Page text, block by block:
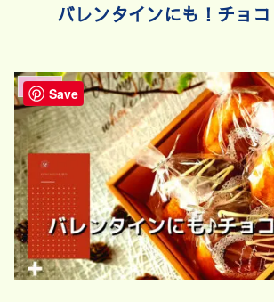
バレンタインにも！チョ
スイーツSave